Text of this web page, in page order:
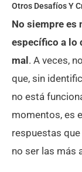
Otros Desafíos Y
No siempre es
específico a lo
mal. A veces,
que, sin
no está
momentos, es
respuestas
no ser las más